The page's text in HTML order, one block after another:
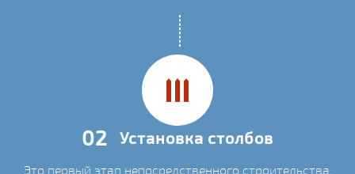
02 Установка столбов
Это первый этап непосредственного строительства.